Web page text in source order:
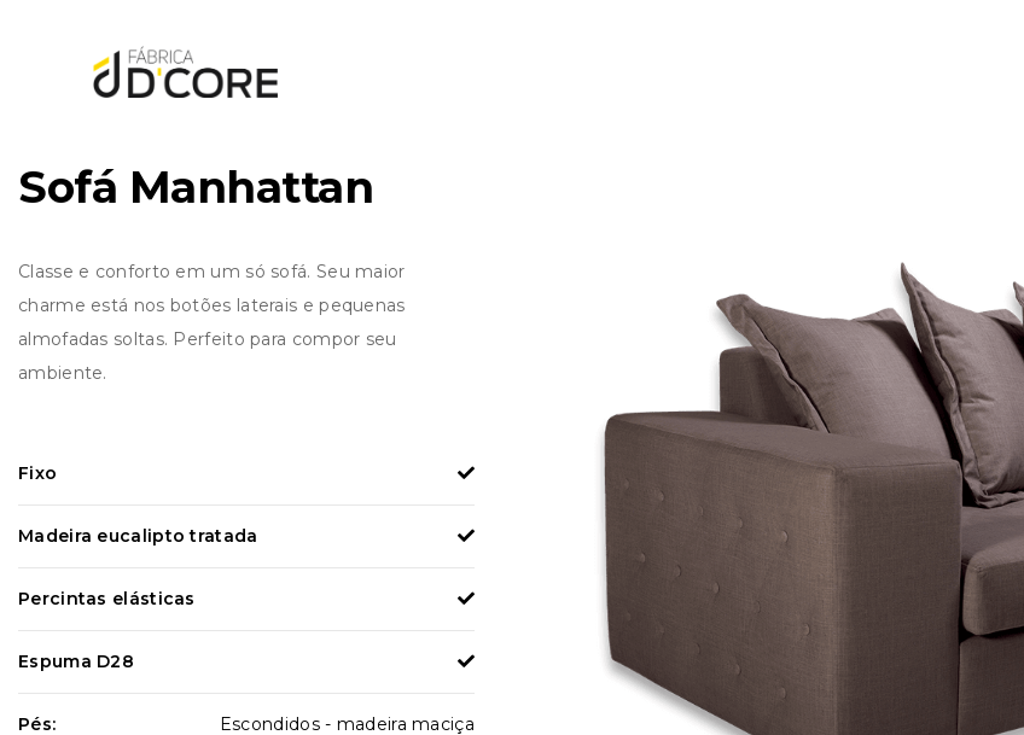
Sofá Manhattan
Classe e conforto em um só sofá. Seu maior
charme está nos botões laterais e pequenas
almofadas soltas. Perfeito para compor seu
ambiente.
Fixo
Madeira eucalipto tratada
Percintas elásticas
Espuma D28
Pés: Escondidos - madeira maciça